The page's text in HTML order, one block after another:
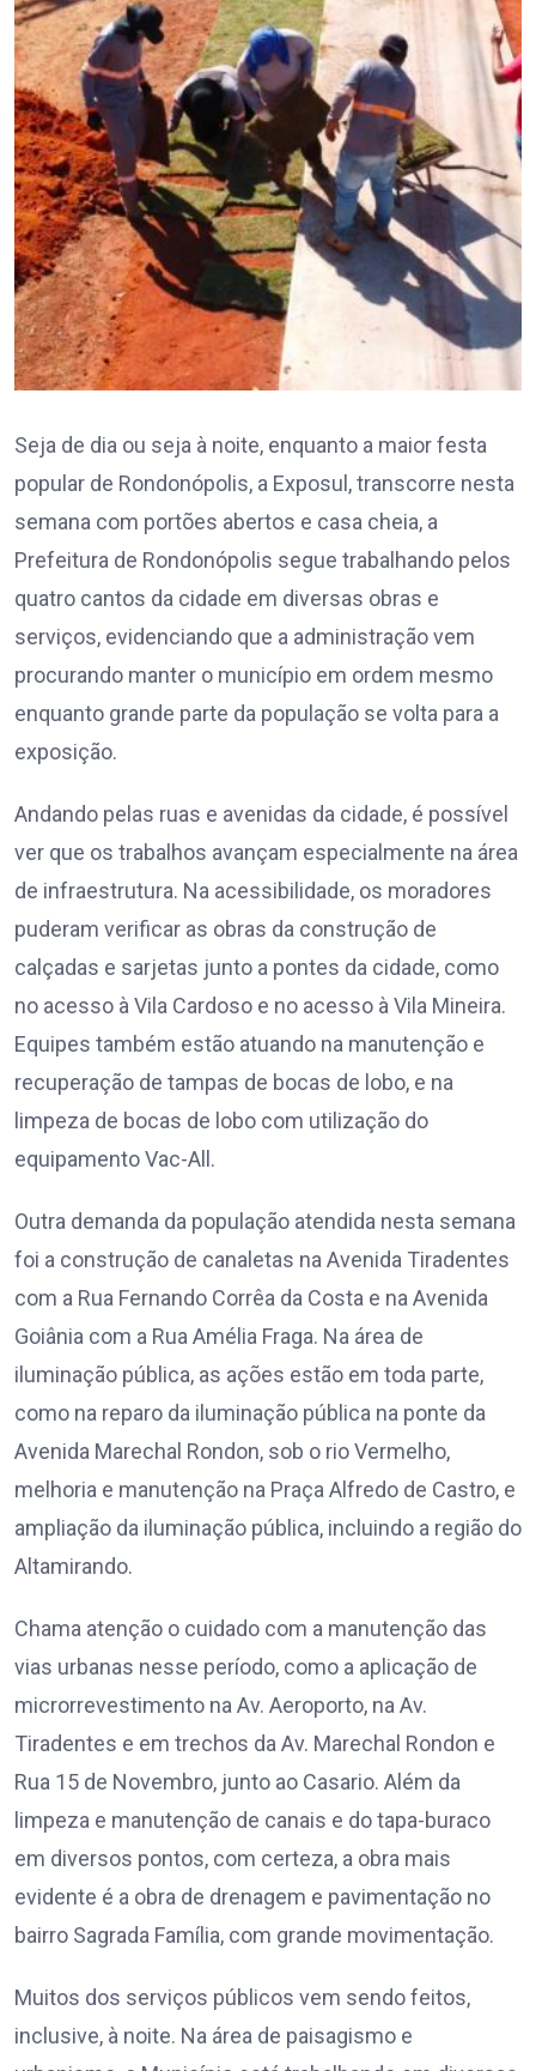
Seja de dia ou seja à noite, enquanto a maior festa
popular de Rondonópolis, a Exposul, transcorre nesta
semana com portões abertos e casa cheia, a
Prefeitura de Rondonópolis segue trabalhando pelos
quatro cantos da cidade em diversas obras e
serviços, evidenciando que a administração vem
procurando manter o município em ordem mesmo
enquanto grande parte da população se volta para a
exposição.
Andando pelas ruas e avenidas da cidade, é possível
ver que os trabalhos avançam especialmente na área
de infraestrutura. Na acessibilidade, os moradores
puderam verificar as obras da construção de
calçadas e sarjetas junto a pontes da cidade, como
no acesso à Vila Cardoso e no acesso à Vila Mineira.
Equipes também estão atuando na manutenção e
recuperação de tampas de bocas de lobo, e na
limpeza de bocas de lobo com utilização do
equipamento Vac-All.
Outra demanda da população atendida nesta semana
foi a construção de canaletas na Avenida Tiradentes
com a Rua Fernando Corrêa da Costa e na Avenida
Goiânia com a Rua Amélia Fraga. Na área de
iluminação pública, as ações estão em toda parte,
como na reparo da iluminação pública na ponte da
Avenida Marechal Rondon, sob o rio Vermelho,
melhoria e manutenção na Praça Alfredo de Castro, e
ampliação da iluminação pública, incluindo a região do
Altamirando.
Chama atenção o cuidado com a manutenção das
vias urbanas nesse período, como a aplicação de
microrrevestimento na Av. Aeroporto, na Av.
Tiradentes e em trechos da Av. Marechal Rondon e
Rua 15 de Novembro, junto ao Casario. Além da
limpeza e manutenção de canais e do tapa-buraco
em diversos pontos, com certeza, a obra mais
evidente é a obra de drenagem e pavimentação no
bairro Sagrada Família, com grande movimentação.
Muitos dos serviços públicos vem sendo feitos,
inclusive, à noite. Na área de paisagismo e